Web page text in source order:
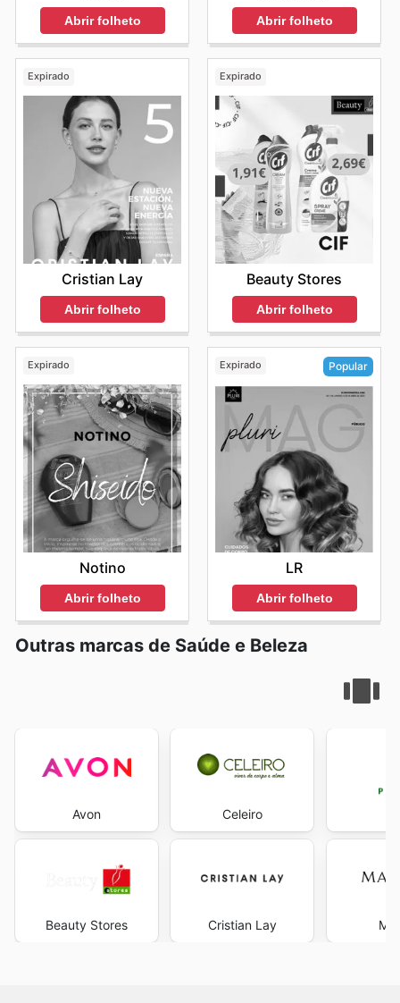
Abrir folheto Abrir folheto
Expirado
Cristian Lay
Abrir folheto
Expirado
Beauty Stores
Abrir folheto
Expirado
Notino
Abrir folheto
Expirado Popular
LR
Abrir folheto
Outras marcas de Saúde e Beleza
Avon
Beauty Stores
Celeiro
Cristian Lay